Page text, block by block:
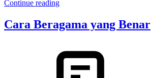
Continue reading
Cara Beragama yang Benar